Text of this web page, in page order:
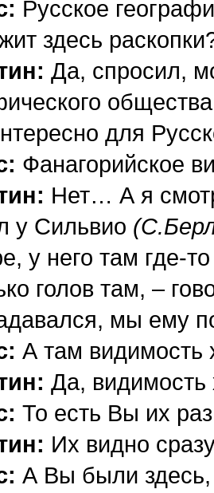
Русское
здесь
Да, спросил,
для
Фанагорийское
Нет… А я
у Сильвио
у него там где-
голов там, –
мы ему
А там видимость
Да, видимость
То есть Вы их
Их видно
А Вы были здесь,